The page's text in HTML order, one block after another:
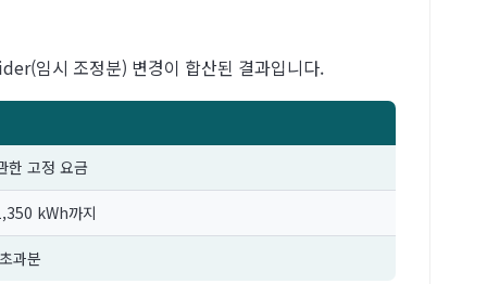
임시 조정분) 변경이 합산된 결과입니다.
한 고정 요금
kWh까지
과분